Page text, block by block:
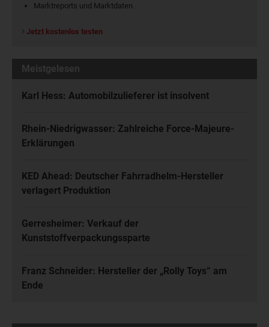
Marktreports und Marktdaten
Jetzt kostenlos testen
Meistgelesen
Karl Hess: Automobilzulieferer ist insolvent
Rhein-Niedrigwasser: Zahlreiche Force-Majeure-
Erklärungen
KED Ahead: Deutscher Fahrradhelm-Hersteller
verlagert Produktion
Gerresheimer: Verkauf der
Kunststoffverpackungssparte
Franz Schneider: Hersteller der „Rolly Toys“ am
Ende